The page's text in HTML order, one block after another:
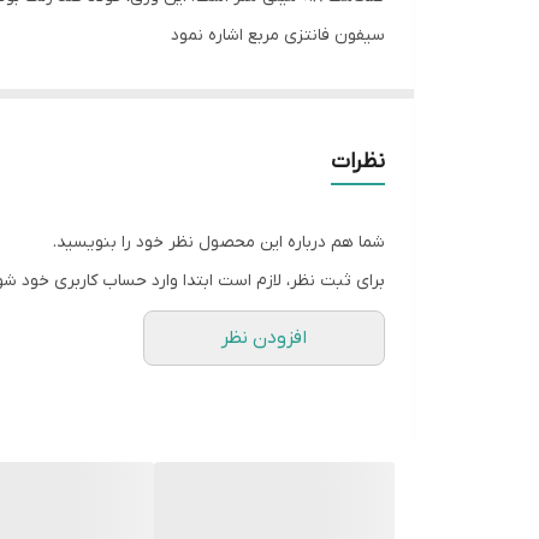
سیفون فانتزی مربع اشاره نمود
نظرات
شما هم درباره این محصول نظر خود را بنویسید.
برای ثبت نظر، لازم است ابتدا وارد حساب کاربری خود
افزودن نظر